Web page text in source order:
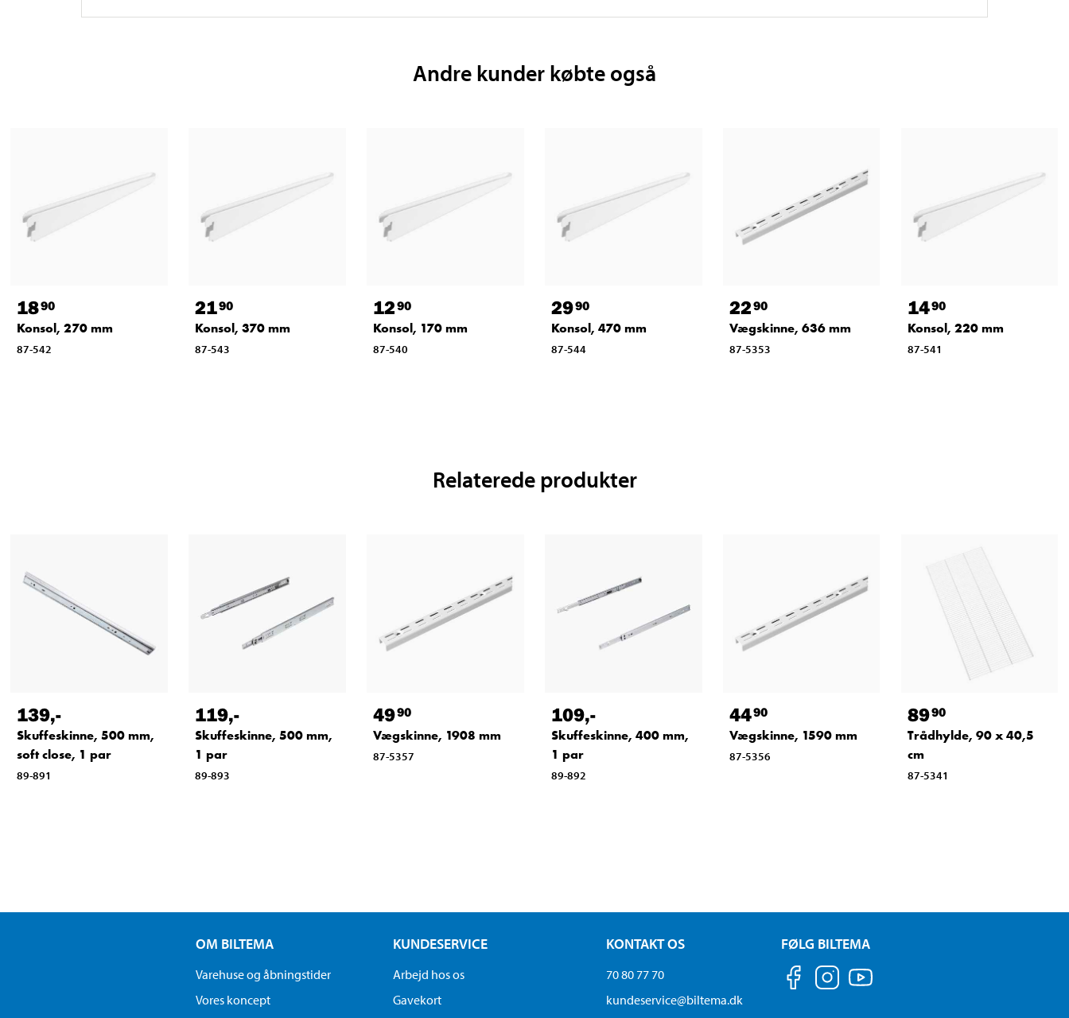
Andre kunder købte også
1890
Konsol, 270 mm
87-542
2190
Konsol, 370 mm
87-543
1290
Konsol, 170 mm
87-540
2990
Konsol, 470 mm
87-544
2290
Vægskinne, 636 mm
87-5353
1490
Konsol, 220 mm
87-541
Relaterede produkter
139,-
Skuffeskinne, 500 mm,
soft close, 1 par
89-891
119,-
Skuffeskinne, 500 mm,
1 par
89-893
4990
Vægskinne, 1908 mm
87-5357
109,-
Skuffeskinne, 400 mm,
1 par
89-892
4490
Vægskinne, 1590 mm
87-5356
8990
Trådhylde, 90 x 40,5
cm
87-5341
OM BILTEMA
Varehuse og åbningstider
Vores koncept
KUNDESERVICE
Arbejd hos os
Gavekort
KONTAKT OS
70 80 77 70
kundeservice@biltema.dk
FØLG BILTEMA